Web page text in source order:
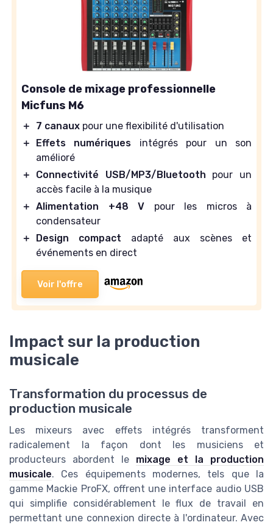
Console de mixage professionnelle
Micfuns M6
＋ 7 canaux pour une flexibilité d'utilisation
＋
Effets numériques intégrés pour un son
amélioré
＋
Connectivité USB/MP3/Bluetooth pour un
accès facile à la musique
＋ Alimentation +48 V pour les micros à
condensateur
＋
Design compact adapté aux scènes et
événements en direct
Voir l'offre
Impact sur la production
musicale
Transformation du processus de
production musicale
Les mixeurs avec effets intégrés transforment
radicalement la façon dont les musiciens et
producteurs abordent le mixage et la production
musicale. Ces équipements modernes, tels que la
gamme Mackie ProFX, offrent une interface audio USB
qui simplifie considérablement le flux de travail en
permettant une connexion directe à l'ordinateur. Avec